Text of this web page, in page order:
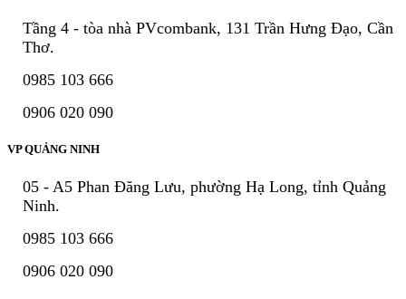
Tầng 4 - tòa nhà PVcombank, 131 Trần Hưng Đạo, Cần
Thơ.
0985 103 666
0906 020 090
VP QUẢNG NINH
05 - A5 Phan Đăng Lưu, phường Hạ Long, tỉnh Quảng
Ninh.
0985 103 666
0906 020 090